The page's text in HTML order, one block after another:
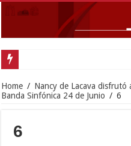
Home / Nancy de Lacava disfrutó
Banda Sinfónica 24 de Junio / 6
6